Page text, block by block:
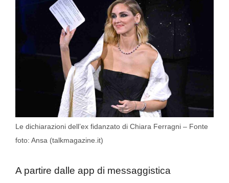
Le dichiarazioni dell’ex fidanzato di Chiara Ferragni – Fonte
foto: Ansa (talkmagazine.it)
A partire dalle app di messaggistica